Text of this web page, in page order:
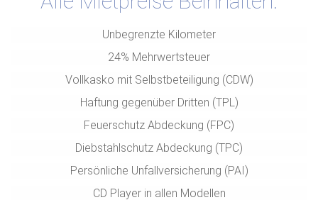
Unbegrenzte Kilometer
24% Mehrwertsteuer
Vollkasko mit Selbstbeteiligung (CDW)
Haftung gegenüber Dritten (TPL)
Feuerschutz Abdeckung (FPC)
Diebstahlschutz Abdeckung (TPC)
Persönliche Unfallversicherung (PAI)
CD Player in allen Modellen